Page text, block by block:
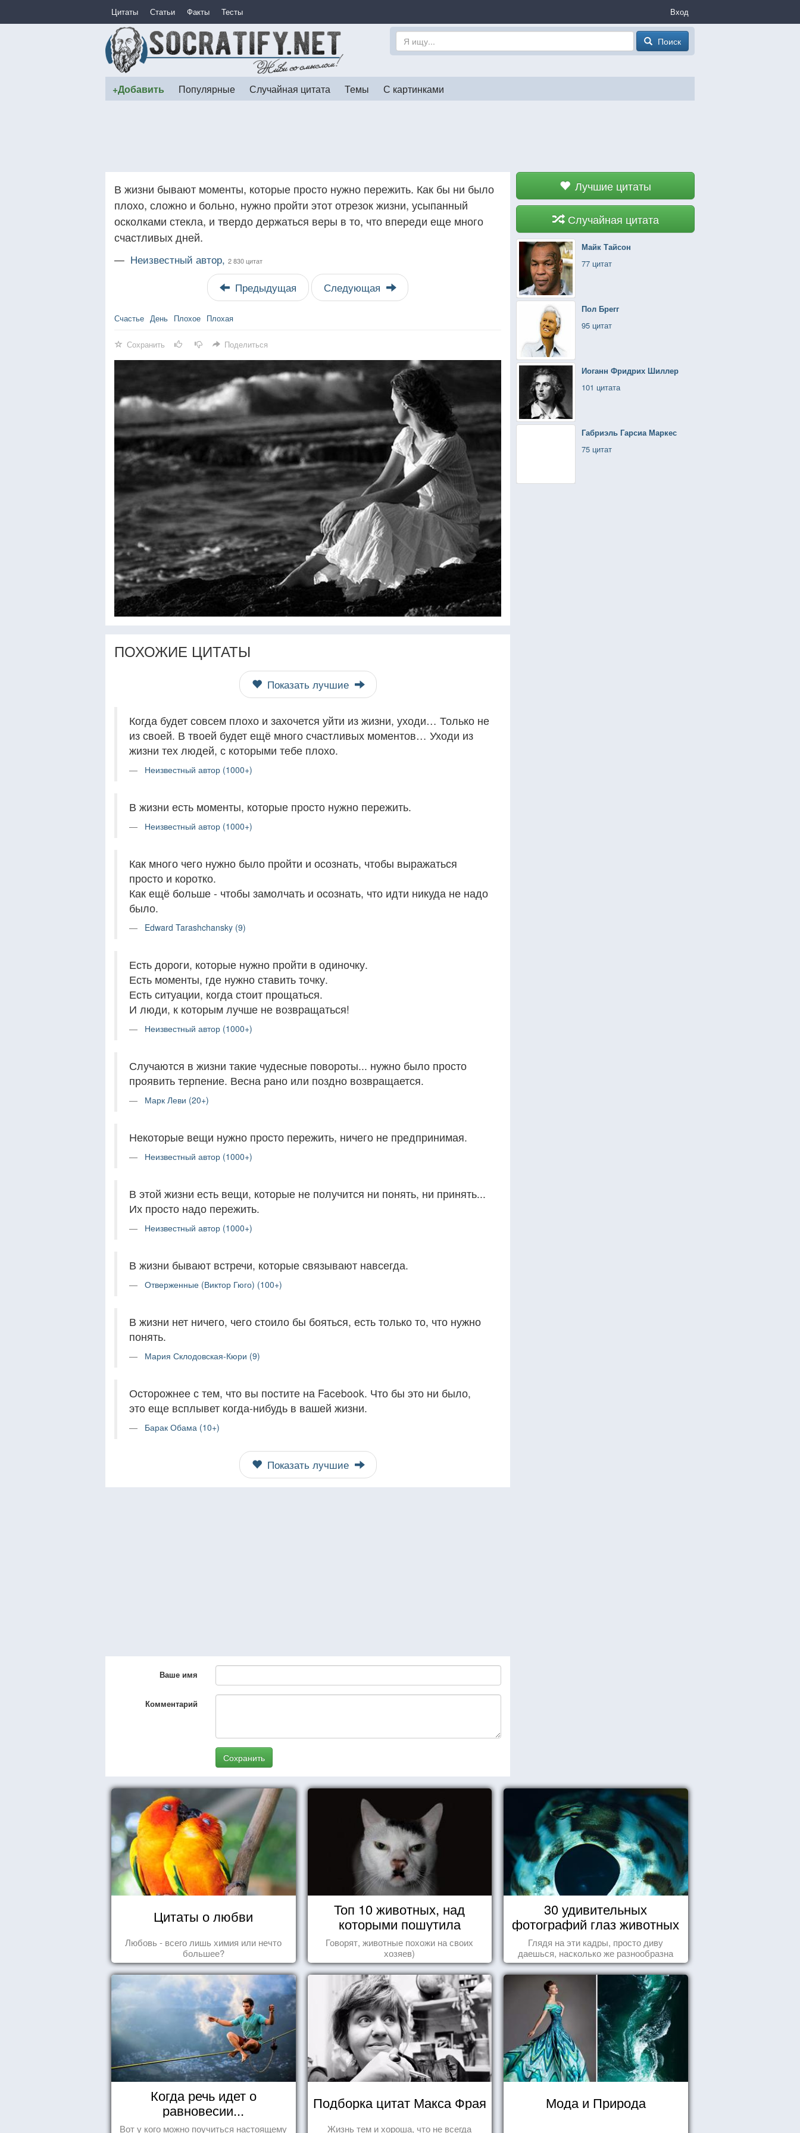
Цитаты Статьи Факты Тесты Вход
Поиск
+Добавить Популярные Случайная цитата Темы С картинками
Лучшие цитаты
Случайная цитата
Майк Тайсон
77 цитат
Пол Брегг
95 цитат
Иоганн Фридрих Шиллер
101 цитата
Габриэль Гарсиа Маркес
75 цитат
В жизни бывают моменты, которые просто нужно пережить. Как бы ни было
плохо, сложно и больно, нужно пройти этот отрезок жизни, усыпанный
осколками стекла, и твердо держаться веры в то, что впереди еще много
счастливых дней.
— Неизвестный автор, 2 830 цитат
Предыдущая Следующая
Счастье День Плохое Плохая
Сохранить Поделиться
ПОХОЖИЕ ЦИТАТЫ
Показать лучшие
Когда будет совсем плохо и захочется уйти из жизни, уходи… Только не
из своей. В твоей будет ещё много счастливых моментов… Уходи из
жизни тех людей, с которыми тебе плохо.
Неизвестный автор (1000+)
В жизни есть моменты, которые просто нужно пережить.
Неизвестный автор (1000+)
Как много чего нужно было пройти и осознать, чтобы выражаться
просто и коротко.
Как ещё больше - чтобы замолчать и осознать, что идти никуда не надо
было.
Edward Tarashchansky (9)
Есть дороги, которые нужно пройти в одиночку.
Есть моменты, где нужно ставить точку.
Есть ситуации, когда стоит прощаться.
И люди, к которым лучше не возвращаться!
Неизвестный автор (1000+)
Случаются в жизни такие чудесные повороты... нужно было просто
проявить терпение. Весна рано или поздно возвращается.
Марк Леви (20+)
Некоторые вещи нужно просто пережить, ничего не предпринимая.
Неизвестный автор (1000+)
В этой жизни есть вещи, которые не получится ни понять, ни принять...
Их просто надо пережить.
Неизвестный автор (1000+)
В жизни бывают встречи, которые связывают навсегда.
Отверженные (Виктор Гюго) (100+)
В жизни нет ничего, чего стоило бы бояться, есть только то, что нужно
понять.
Мария Склодовская-Кюри (9)
Осторожнее с тем, что вы постите на Facebook. Что бы это ни было,
это еще всплывет когда-нибудь в вашей жизни.
Барак Обама (10+)
Показать лучшие
Ваше имя
Комментарий
Сохранить
Цитаты о любви
Любовь - всего лишь химия или нечто
большее?
Топ 10 животных, над
которыми пошутила
природа
Говорят, животные похожи на своих
хозяев)
30 удивительных
фотографий глаз животных
Глядя на эти кадры, просто диву
даешься, насколько же разнообразна
природа нашего мира!
Когда речь идет о
равновесии...
Вот у кого можно поучиться настоящему
Подборка цитат Макса Фрая
Жизнь тем и хороша, что не всегда
Мода и Природа